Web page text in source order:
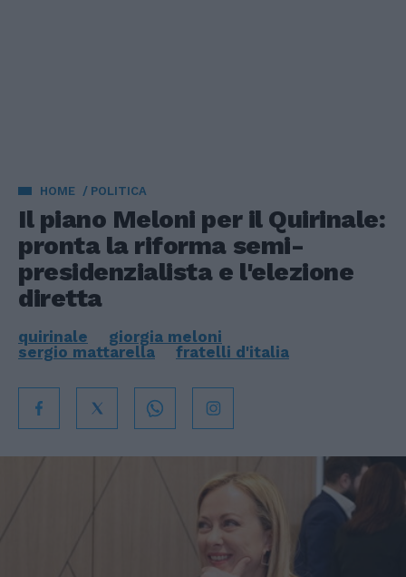
HOME POLITICA
Il piano Meloni per il Quirinale:
pronta la riforma semi-
presidenzialista e l'elezione
diretta
quirinale
giorgia meloni
sergio mattarella
fratelli d'italia